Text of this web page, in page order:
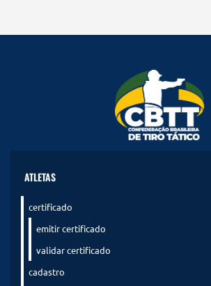
ATLETAS
certificado
emitir certificado
validar certificado
cadastro